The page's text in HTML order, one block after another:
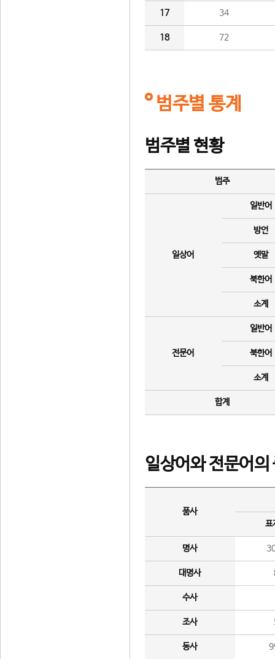
17 34
18 72
범주별 통계
범주별 현황
범주
일상어
일반어
방언
옛말
북한어
소계
전문어
일반어
북한어
소계
합계
일상어와 전문어의
품사
표
명사
대명사
수사
조사
동사